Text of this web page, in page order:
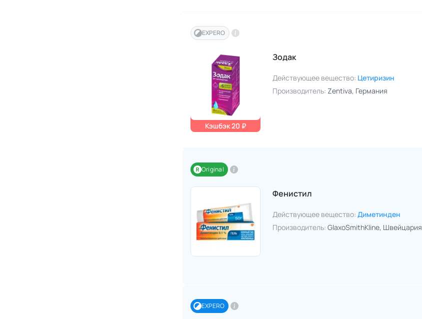
EXPERO
Кэшбэк 20 ₽
Зодак
Действующее вещество: Цетиризин
Производитель: Zentiva, Германия
Original
Фенистил
Действующее вещество: Диметинден
Производитель: GlaxoSmithKline, Швейцария
EXPERO